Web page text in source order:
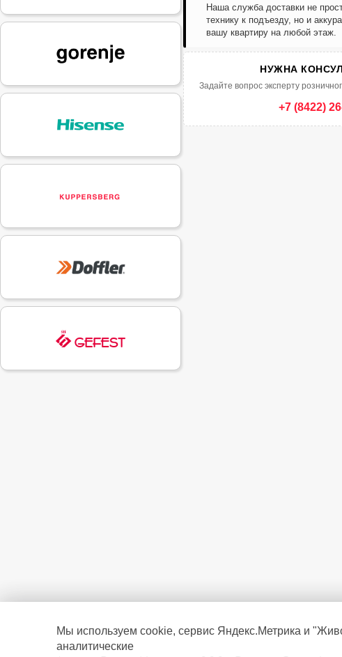
Наша служба доставки не
технику к подъезду, но и
вашу квартиру на любой этаж.
НУЖНА
Задайте вопрос эксперту
+7 (8422)
Мы используем cookie, сервис Яндекс.Метрика и
аналитические